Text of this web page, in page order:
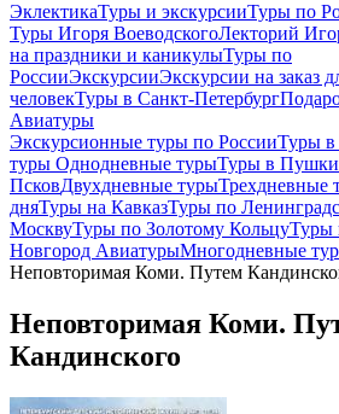
ЭклектикаТуры и экскурсииТуры по
Туры Игоря ВоеводскогоЛекторий
на праздники и каникулыТуры по
РоссииЭкскурсииЭкскурсии на заказ
человекТуры в Санкт-Петербург
Авиатуры
Экскурсионные туры по РоссииТуры
туры Однодневные турыТуры в
ПсковДвухдневные турыТрехдневные
дняТуры на КавказТуры по
МосквуТуры по Золотому КольцуТуры
Новгород АвиатурыМногодневные
Неповторимая Коми. Путем
Неповторимая Коми.
Кандинского